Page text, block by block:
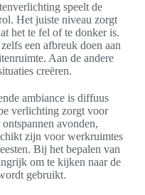
speelt de
Het juiste niveau zorgt
het te fel of te donker is.
een afbreuk doen aan
Aan de andere
creëren.
ambiance is diffuus
verlichting zorgt voor
avonden,
zijn voor werkruimtes
Bij het bepalen van
om te kijken naar de
gebruikt.